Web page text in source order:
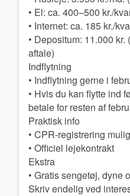
• El: ca. 400–500 kr./
• Internet: ca. 185 kr./
• Depositum: 11.000
aftale)
Indflytning
• Indflytning gerne i
• Hvis du kan flytte ind
betale for resten af
Praktisk info
• CPR-registrering mulig
• Officiel lejekontrakt
Ekstra
• Gratis sengetøj, dyne
Skriv endelig ved